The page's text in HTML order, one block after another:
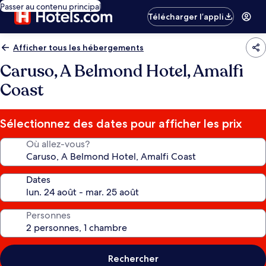
Passer au contenu principal
Télécharger l’appli
Afficher tous les hébergements
Caruso, A Belmond Hotel, Amalfi
Coast
Sélectionnez des dates pour afficher les prix
Où allez-vous?
Dates
Personnes
Rechercher